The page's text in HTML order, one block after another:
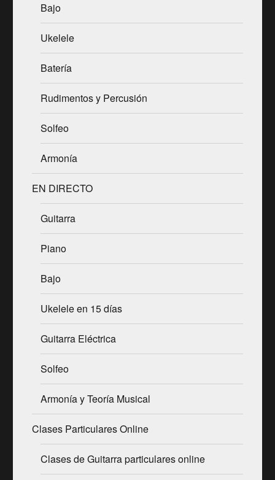
Bajo
Ukelele
Batería
Rudimentos y Percusión
Solfeo
Armonía
EN DIRECTO
Guitarra
Piano
Bajo
Ukelele en 15 días
Guitarra Eléctrica
Solfeo
Armonía y Teoría Musical
Clases Particulares Online
Clases de Guitarra particulares online